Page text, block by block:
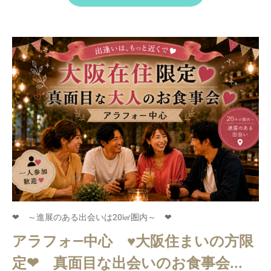
❤ ～進展のある出会いは20㎢圏内～ ❤
アラフォ―中心 ♥大阪住まいの方限
定❤ 真面目な出会いのお食事会...